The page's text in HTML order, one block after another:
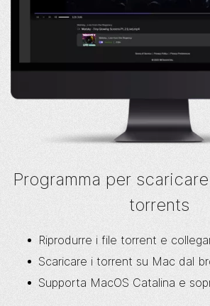
Programma per
torrents
Riprodurre i file torrent e
Scaricare i torrent su Mac dal
Supporta MacOS Catalina e